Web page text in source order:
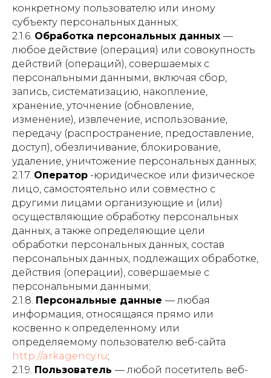
конкретному пользователю или иному
субъекту персональных данных;
2.1.6. Обработка персональных данных —
любое действие (операция) или совокупность
действий (операций), совершаемых с
персональными данными, включая сбор,
запись, систематизацию, накопление,
хранение, уточнение (обновление,
изменение), извлечение, использование,
передачу (распространение, предоставление,
доступ), обезличивание, блокирование,
удаление, уничтожение персональных данных;
2.1.7. Оператор -юридическое или физическое
лицо, самостоятельно или совместно с
другими лицами организующие и (или)
осуществляющие обработку персональных
данных, а также определяющие цели
обработки персональных данных, состав
персональных данных, подлежащих обработке,
действия (операции), совершаемые с
персональными данными;
2.1.8. Персональные данные — любая
информация, относящаяся прямо или
косвенно к определенному или
определяемому пользователю веб-сайта
http://arkagency.ru;
2.1.9. Пользователь — любой посетитель веб-